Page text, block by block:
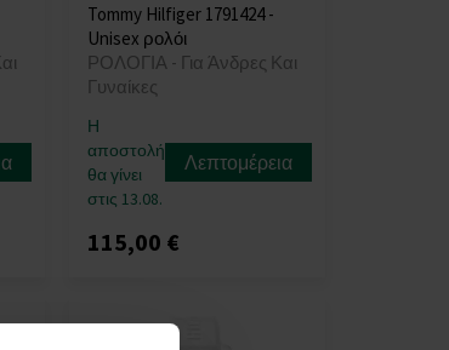
Tommy Hilfiger 1791424 -
Unisex ρολόι
ΡΟΛΟΓΙΑ - Για Άνδρες Και
Γυναίκες
Η
αποστολή
θα γίνει
στις 13.08.
Λεπτομέρεια
115,00 €